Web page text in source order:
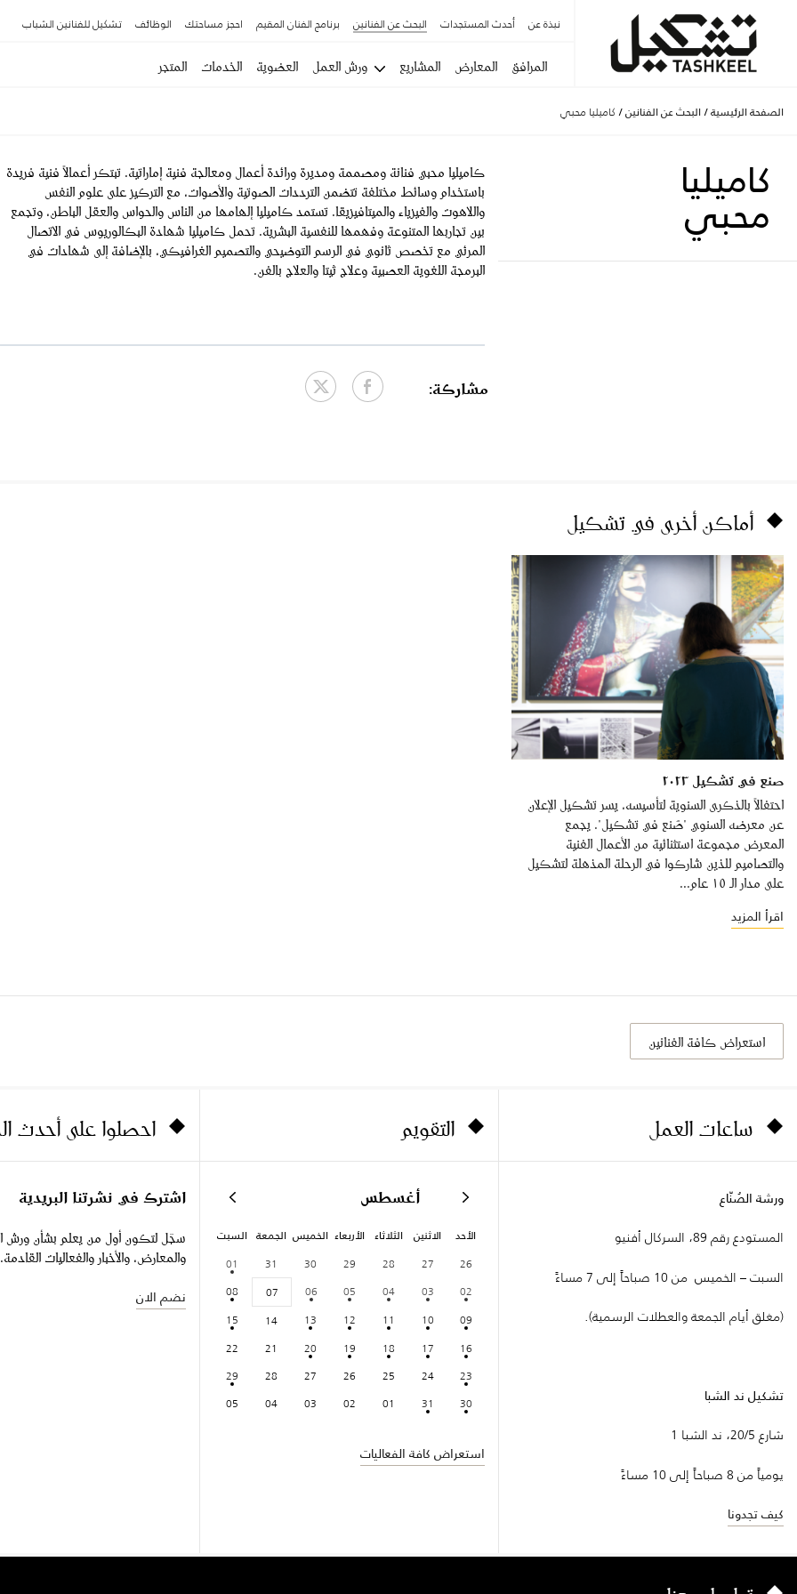
نبذة عن أحدث المستجدات البحث عن الفنانين برنامج الفنان المقيم احجز مساحتك الوظائف تشكيل للفنانين الشباب
المرافق المعارض المشاريع ورش العمل العضوية الخدمات المتجر
الصفحة الرئيسية / البحث عن الفنانين / كاميليا محبي
كاميليا
محبي
كاميليا محبي فنانة ومصممة ومديرة ورائدة أعمال ومعالجة فنية إماراتية. تبتكر أعمالاً فنية فريدة
باستخدام وسائط مختلفة تتضمن الترددات الصوتية والأصوات، مع التركيز على علوم النفس
واللاهوت والفيزياء والميتافيزيقا. تستمد كاميليا إلهامها من الناس والحواس والعقل الباطن، وتجمع
بين تجاربها المتنوعة وفهمها للنفسية البشرية. تحمل كاميليا شهادة البكالوريوس في الاتصال
المرئي مع تخصص ثانوي في الرسم التوضيحي والتصميم الغرافيكي، بالإضافة إلى شهادات في
البرمجة اللغوية العصبية وعلاج ثيتا والعلاج بالفن.
مشاركة:
أماكن أخرى في تشكيل
صنع في تشكيل ٢٠٢٣
احتفالاً بالذكرى السنوية لتأسيسه، يسر تشكيل الإعلان
عن معرضه السنوي "صُنع في تشكيل". يجمع
المعرض مجموعة استثنائية من الأعمال الفنية
والتصاميم للذين شاركوا في الرحلة المذهلة لتشكيل
على مدار الـ ١٥ عام...
اقرأ المزيد
استعراض كافة الفنانين
ساعات العمل
ورشة الصُنّاع
المستودع رقم 89، السركال أفنيو
السبت – الخميس من 10 صباحاً إلى 7 مساءً
(مغلق أيام الجمعة والعطلات الرسمية).
تشكيل ند الشبا
شارع 20/5، ند الشبا 1
يومياً من 8 صباحاً إلى 10 مساءً
كيف تجدونا
التقويم
أغسطس
الأحد الاثنين الثلاثاء الأربعاء الخميس الجمعة السبت
26
27
28
29
30
31
01
02
03
04
05
06
07
08
09
10
11
12
13
14
15
16
17
18
19
20
21
22
23
24
25
26
27
28
29
30
31
01
02
03
04
05
استعراض كافة الفعاليات
احصلوا على أحدث
اشترك في نشرتنا البريدية
سجّل لتكون أول من يعلم بشأن ورش
والمعارض، والأخبار والفعاليات القادمة.
نضم الان